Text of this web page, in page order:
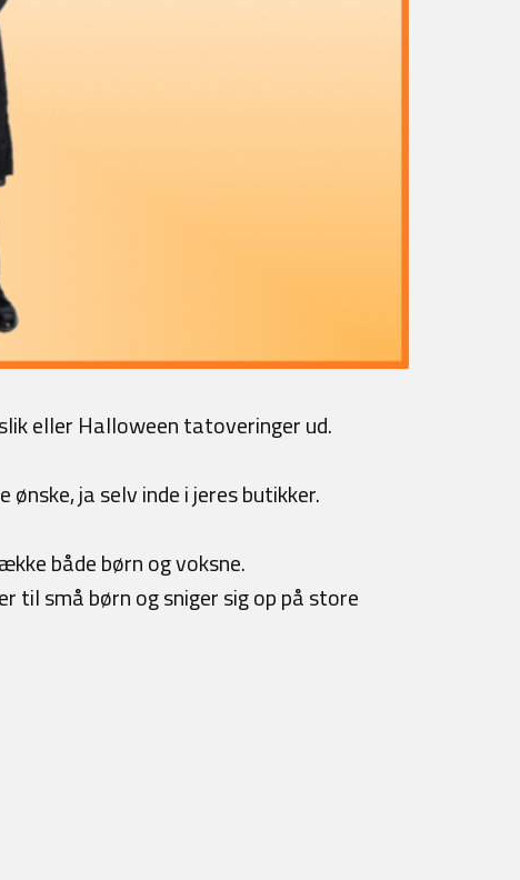
eller Halloween tatoveringer ud.
ja selv inde i jeres butikker.
både børn og voksne.
til små børn og sniger sig op på store